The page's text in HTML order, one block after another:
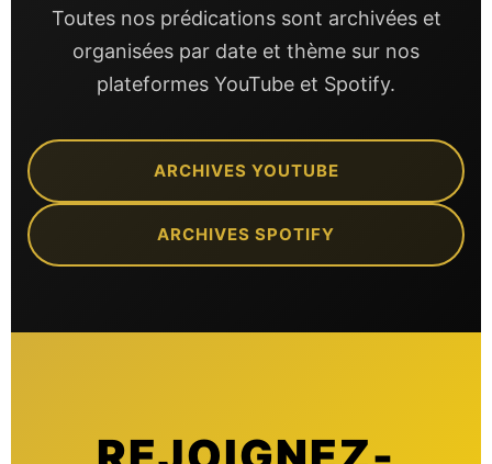
Toutes nos prédications sont archivées et
organisées par date et thème sur nos
plateformes YouTube et Spotify.
ARCHIVES YOUTUBE
ARCHIVES SPOTIFY